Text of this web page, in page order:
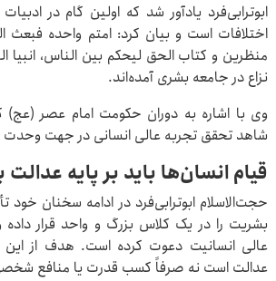
ابوترابی‌فرد یادآور شد که اولین گام در
اختلافات است و بیان کرد: امتم واحده فبعث
منظرین و کتاب الحق لیحکم بین الناس، انبیا
نزاع در جامعه بشری آمده‌اند.
وی با اشاره به دوران حکومت امام عصر (عج)
شاهد تحقق تجربه عالی انسانی در جهت
قیام انسان‌ها باید بر پایه عدالت
حجت‌الاسلام ابوترابی‌فرد در ادامه سخنان خود
بشریت را در یک کلاس بزرگ و واحد قرار داده
عالی انسانیت دعوت کرده است. هدف از این
عدالت است نه صرفاً کسب قدرت یا منافع